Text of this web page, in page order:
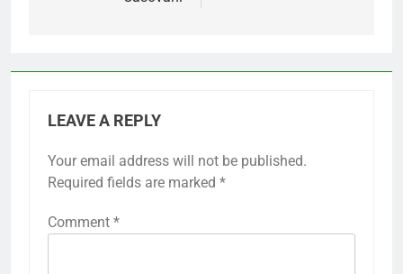
LEAVE A REPLY
Your email address will not be published.
Required fields are marked *
Comment *